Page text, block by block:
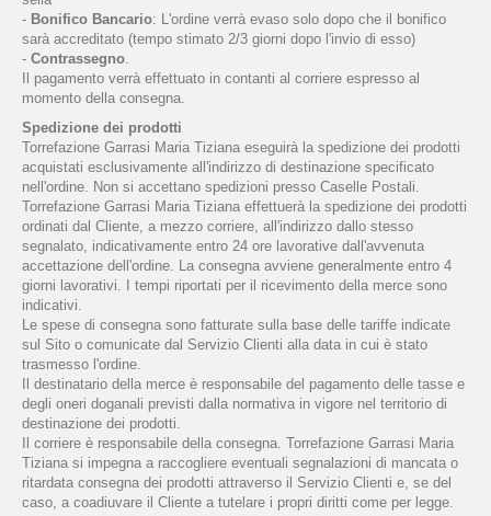
- Bonifico Bancario: L'ordine verrà evaso solo dopo che il bonifico
sarà accreditato (tempo stimato 2/3 giorni dopo l'invio di esso)
- Contrassegno.
Il pagamento verrà effettuato in contanti al corriere espresso al
momento della consegna.
Spedizione dei prodotti
Torrefazione Garrasi Maria Tiziana eseguirà la spedizione dei prodotti
acquistati esclusivamente all'indirizzo di destinazione specificato
nell'ordine. Non si accettano spedizioni presso Caselle Postali.
Torrefazione Garrasi Maria Tiziana effettuerà la spedizione dei prodotti
ordinati dal Cliente, a mezzo corriere, all'indirizzo dallo stesso
segnalato, indicativamente entro 24 ore lavorative dall'avvenuta
accettazione dell'ordine. La consegna avviene generalmente entro 4
giorni lavorativi. I tempi riportati per il ricevimento della merce sono
indicativi.
Le spese di consegna sono fatturate sulla base delle tariffe indicate
sul Sito o comunicate dal Servizio Clienti alla data in cui è stato
trasmesso l'ordine.
Il destinatario della merce è responsabile del pagamento delle tasse e
degli oneri doganali previsti dalla normativa in vigore nel territorio di
destinazione dei prodotti.
Il corriere è responsabile della consegna. Torrefazione Garrasi Maria
Tiziana si impegna a raccogliere eventuali segnalazioni di mancata o
ritardata consegna dei prodotti attraverso il Servizio Clienti e, se del
caso, a coadiuvare il Cliente a tutelare i propri diritti come per legge.